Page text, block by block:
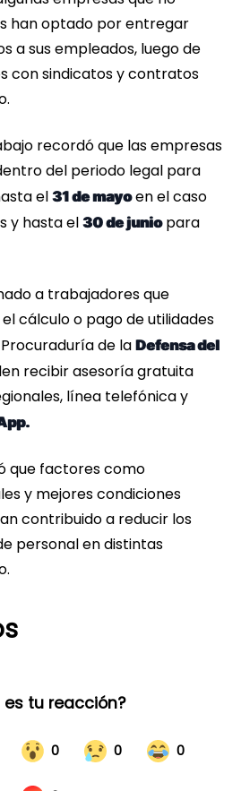
han optado por entregar
a sus empleados, luego de
con sindicatos y contratos
recordó que las empresas
del periodo legal para
el31 de mayoen el caso
y hasta el 30 de juniopara
a trabajadores que
cálculo o pago de utilidades
de la Defensa del
recibir asesoría gratuita
línea telefónica y
que factores como
y mejores condiciones
contribuido a reducir los
personal en distintas